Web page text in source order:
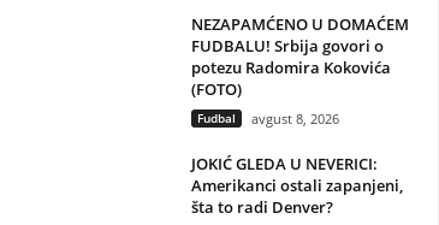
NEZAPAMĆENO U DOMAĆEM
FUDBALU! Srbija govori o
potezu Radomira Kokovića
(FOTO)
Fudbal avgust 8, 2026
JOKIĆ GLEDA U NEVERICI:
Amerikanci ostali zapanjeni,
šta to radi Denver?